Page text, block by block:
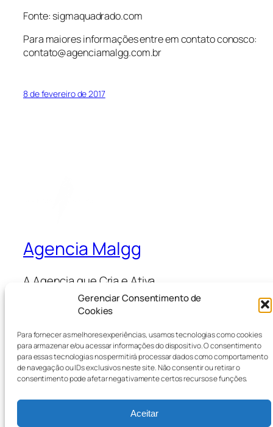
Gerenciar Consentimento de
Cookies
Para fornecer as melhores experiências, usamos tecnologias como cookies
para armazenar e/ou acessar informações do dispositivo. O consentimento
para essas tecnologias nos permitirá processar dados como comportamento
de navegação ou IDs exclusivos neste site. Não consentir ou retirar o
consentimento pode afetar negativamente certos recursos e funções.
Aceitar
Fonte: sigmaquadrado.com
Para maiores informações entre em contato conosco:
contato@agenciamalgg.com.br
8 de fevereiro de 2017
Agencia Malgg
A Agencia que Cria e Ativa
Sobre
Perguntas frequentes
Autores
Loja
Padrões
Temas